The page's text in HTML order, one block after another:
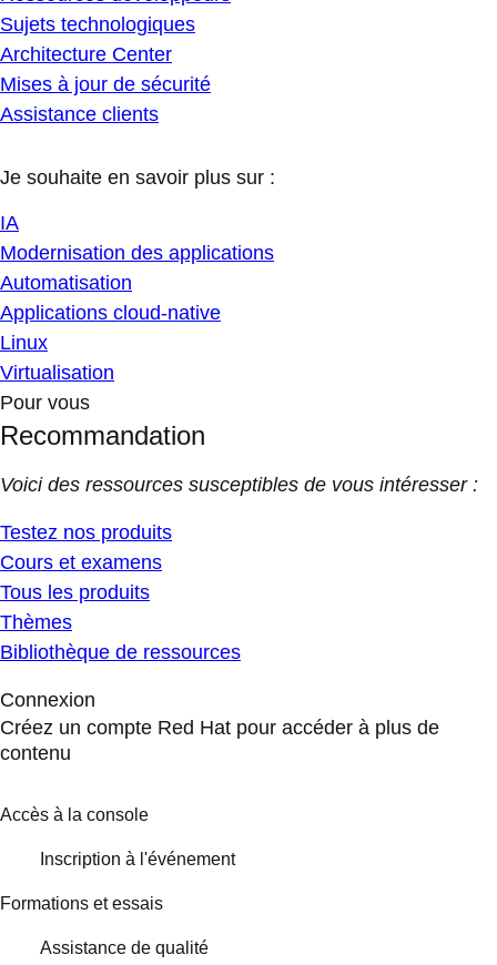
Sujets technologiques
Architecture Center
Mises à jour de sécurité
Assistance clients
Je souhaite en savoir plus sur :
IA
Modernisation des applications
Automatisation
Applications cloud-native
Linux
Virtualisation
Pour vous
Recommandation
Voici des ressources susceptibles de vous intéresser :
Testez nos produits
Cours et examens
Tous les produits
Thèmes
Bibliothèque de ressources
Connexion
Créez un compte Red Hat pour accéder à plus de
contenu
Accès à la console
Inscription à l'événement
Formations et essais
Assistance de qualité